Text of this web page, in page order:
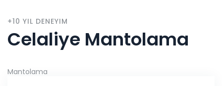
+10 YIL DENEYIM
Celaliye Mantolama
Mantolama